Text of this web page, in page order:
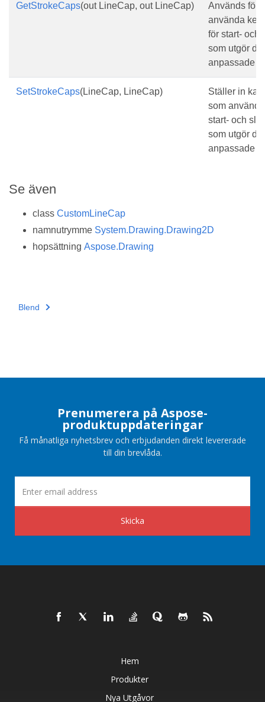
GetStrokeCaps(out LineCap, out LineCap)
Används för
använda
för start- och
som utgör
anpassade
SetStrokeCaps(LineCap, LineCap)
Ställer in
som
start- och
som utgör
anpassade
Se även
class CustomLineCap
namnutrymme System.Drawing.Drawing2D
hopsättning Aspose.Drawing
Blend
Prenumerera på Aspose-
produktuppdateringar
Få månatliga nyhetsbrev och erbjudanden direkt levererade
till din brevlåda.
Skicka
Hem
Produkter
Nya Utgåvor